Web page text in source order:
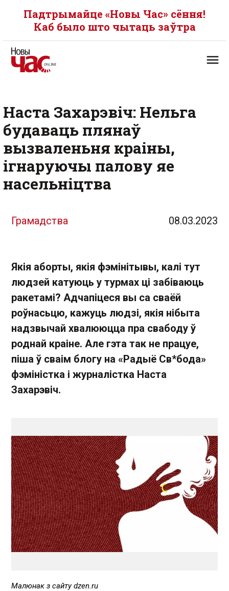
Падтрымайце «Новы Час» сёння!
Каб было што чытаць заўтра
Наста Захарэвіч: Нельга
будаваць плянаў
вызваленьня краіны,
ігнаруючы палову яе
насельніцтва
Грамадства 08.03.2023
Якія аборты, якія фэмінітывы, калі тут
людзей катуюць у турмах ці забіваюць
ракетамі? Адчапіцеся вы са сваёй
роўнасьцю, кажуць людзі, якія нібыта
надзвычай хвалююцца пра свабоду ў
роднай краіне. Але гэта так не працуе,
піша ў сваім блогу на «Радыё Св*бода»
фэміністка і журналістка Наста
Захарэвіч.
Малюнак з сайту dzen.ru